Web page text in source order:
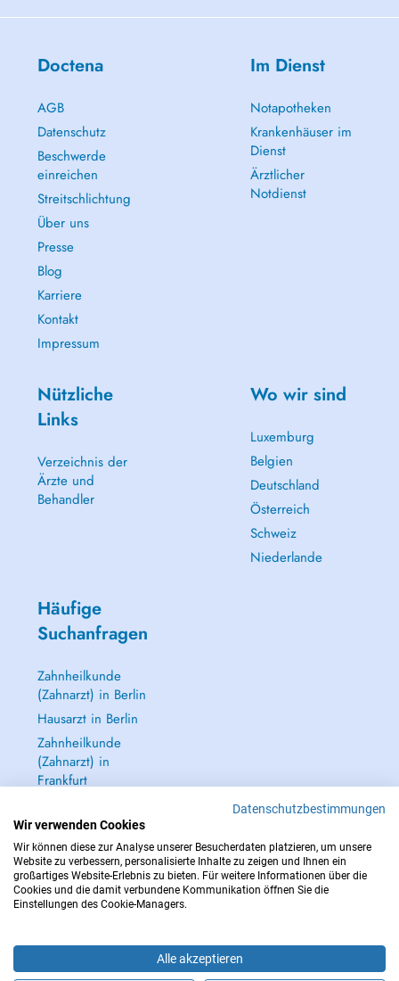
Doctena
AGB
Datenschutz
Beschwerde
einreichen
Streitschlichtung
Über uns
Presse
Blog
Karriere
Kontakt
Impressum
Im Dienst
Notapotheken
Krankenhäuser im
Dienst
Ärztlicher
Notdienst
Nützliche
Links
Verzeichnis der
Ärzte und
Behandler
Wo wir sind
Luxemburg
Belgien
Deutschland
Österreich
Schweiz
Niederlande
Häufige
Suchanfragen
Zahnheilkunde
(Zahnarzt) in Berlin
Hausarzt in Berlin
Zahnheilkunde
(Zahnarzt) in
Frankfurt
(Hautarzt) in
Frankfurt
Alle anzeigen →
IM NOTFALL WENDEN SIE SICH AN : 112
Datenschutzbestimmungen
Wir verwenden Cookies
Wir können diese zur Analyse unserer Besucherdaten platzieren, um unsere
Website zu verbessern, personalisierte Inhalte zu zeigen und Ihnen ein
großartiges Website-Erlebnis zu bieten. Für weitere Informationen über die
Cookies und die damit verbundene Kommunikation öffnen Sie die
Einstellungen des Cookie-Managers.
Alle akzeptieren